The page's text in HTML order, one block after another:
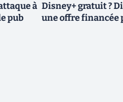
à
pub
Disney+ gratuit ?
une offre financée